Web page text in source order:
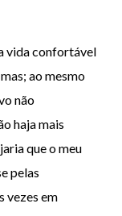
vida confortável
ao mesmo
não
haja mais
que o meu
pelas
vezes em